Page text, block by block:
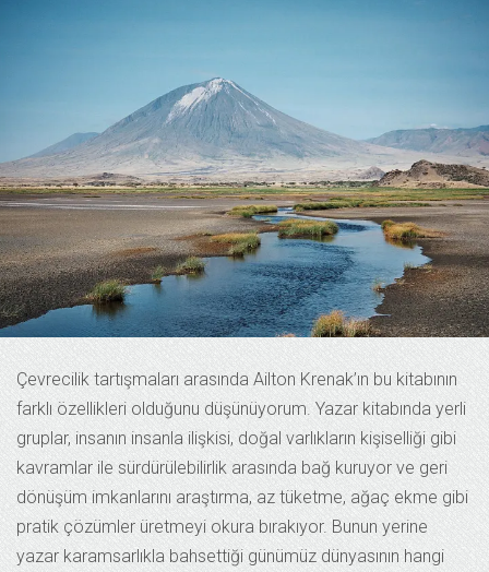
Çevrecilik tartışmaları arasında Ailton Krenak’ın bu kitabının
farklı özellikleri olduğunu düşünüyorum. Yazar kitabında yerli
gruplar, insanın insanla ilişkisi, doğal varlıkların kişiselliği gibi
kavramlar ile sürdürülebilirlik arasında bağ kuruyor ve geri
dönüşüm imkanlarını araştırma, az tüketme, ağaç ekme gibi
pratik çözümler üretmeyi okura bırakıyor. Bunun yerine
yazar karamsarlıkla bahsettiği günümüz dünyasının hangi